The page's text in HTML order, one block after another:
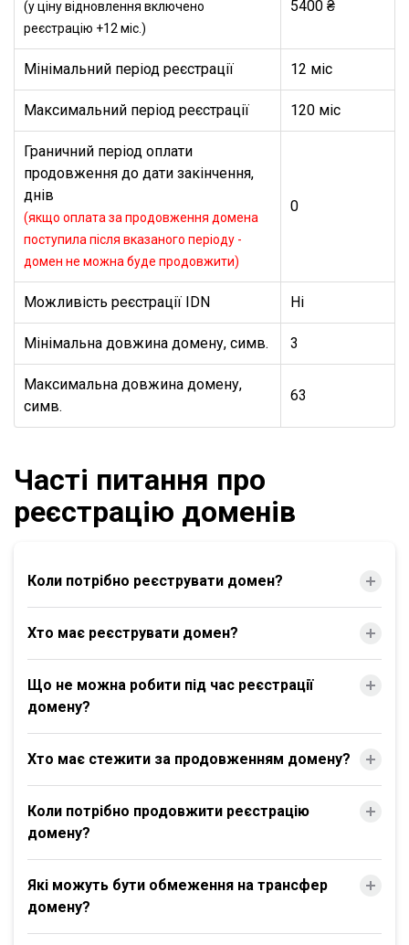
(у ціну відновлення включено
реєстрацію +12 міс.)
5400 ₴
Мінімальний період реєстрації 12 міс
Максимальний період реєстрації 120 міс
Граничний період оплати
продовження до дати закінчення,
днів
(якщо оплата за продовження домена
поступила після вказаного періоду -
домен не можна буде продовжити)
0
Можливість реєстрації IDN Ні
Мінімальна довжина домену, симв. 3
Максимальна довжина домену,
симв.
63
Часті питання про
реєстрацію доменів
Коли потрібно реєструвати домен?
Хто має реєструвати домен?
Що не можна робити під час реєстрації
домену?
Хто має стежити за продовженням домену?
Коли потрібно продовжити реєстрацію
домену?
Які можуть бути обмеження на трансфер
домену?